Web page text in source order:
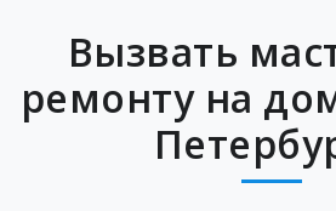
Вызвать
ремонту на